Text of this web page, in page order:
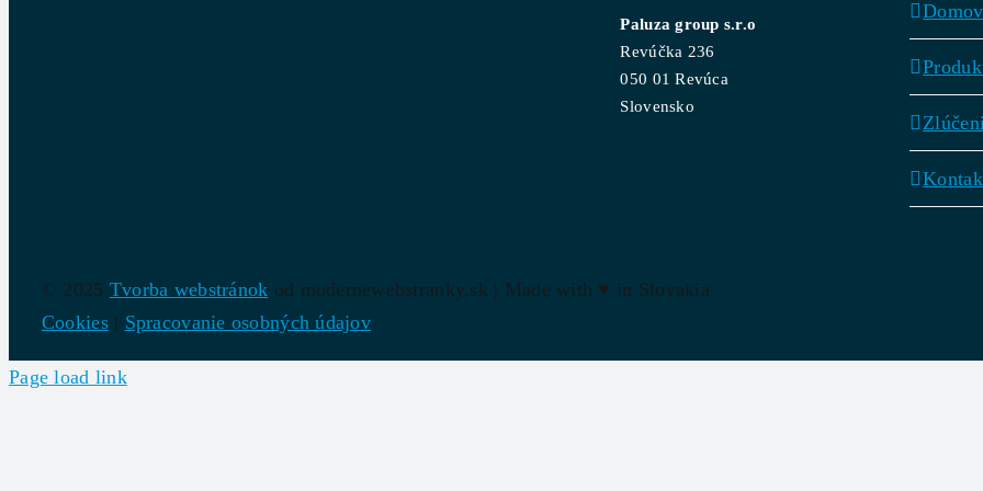
Paluza group s.r.o
Revúčka 236
050 01 Revúca
Slovensko
Domov
© 2025 Tvorba webstránok od modernewebstranky.sk | Made with ♥ in Slovakia
Cookies | Spracovanie osobných údajov
Page load link